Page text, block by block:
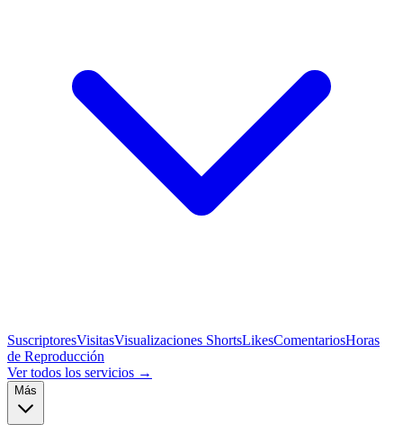
SuscriptoresVisitasVisualizaciones ShortsLikesComentariosHoras
de Reproducción
Ver todos los servicios →
Más